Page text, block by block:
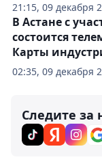
21:15, 09 декабря
02:35, 09 декабря
В Астане с
состоится
Карты
Следите за